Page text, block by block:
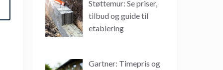
Støttemur: Se priser,
tilbud og guide til
etablering
Gartner: Timepris og